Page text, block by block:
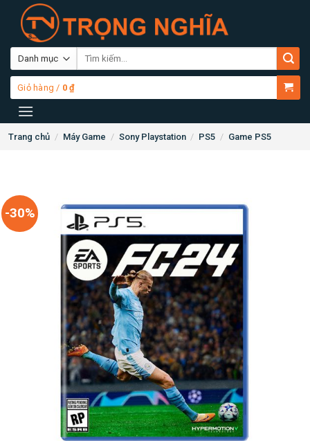
content
Tìm
Giỏ hàng / 0₫
Trang chủ / Máy Game / Sony Playstation / PS5 / Game PS5
-30%